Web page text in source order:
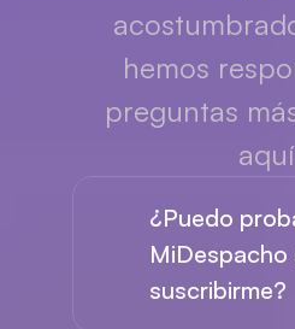
hemos
preguntas
¿Puedo
MiDespacho
suscribirme?